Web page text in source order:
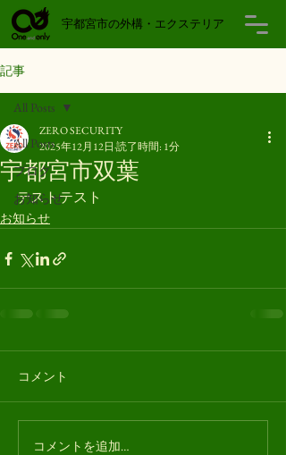
​宇都宮市の外構・エクステリア
記事
All Posts
プログ
お知らせ
All Posts
宇都宮市双葉
ZERO SECURITY
2025年12月12日 読了時間: 1分
テストテスト
お知らせ
コメント
コメントを追加…